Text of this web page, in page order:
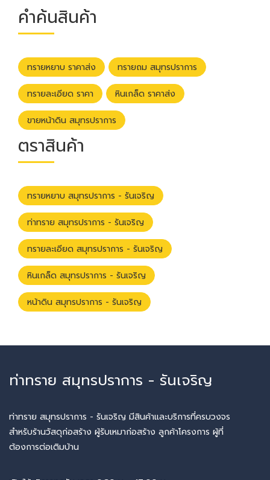
คำค้นสินค้า
ทรายหยาบ ราคาส่ง ทรายถม สมุทรปราการ
ทรายละเอียด ราคา หินเกล็ด ราคาส่ง
ขายหน้าดิน สมุทรปราการ
ตราสินค้า
ทรายหยาบ สมุทรปราการ - รันเจริญ
ท่าทราย สมุทรปราการ - รันเจริญ
ทรายละเอียด สมุทรปราการ - รันเจริญ
หินเกล็ด สมุทรปราการ - รันเจริญ
หน้าดิน สมุทรปราการ - รันเจริญ
ท่าทราย สมุทรปราการ - รันเจริญ
ท่าทราย สมุทรปราการ - รันเจริญ มีสินค้าและบริการที่ครบวงจร
สำหรับร้านวัสดุก่อสร้าง ผู้รับเหมาก่อสร้าง ลูกค้าโครงการ ผู้ที่
ต้องการต่อเติมบ้าน